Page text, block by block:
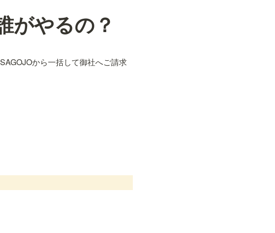
がやるの？
から一括して御社へご請求